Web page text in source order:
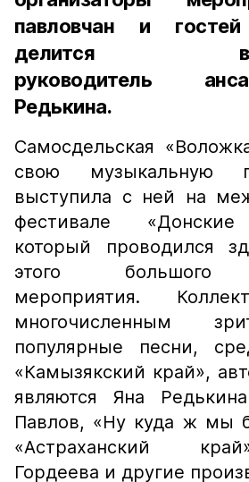
павловчан и
делится
руководитель
Редькина.
Самосдельская
свою музыкальную
выступила с ней на
фестивале «Донские
который проводился
этого большого
мероприятия.
многочисленным
популярные песни,
«Камызякский край»,
являются Яна
Павлов, «Ну куда ж мы
«Астраханский
Гордеева и другие